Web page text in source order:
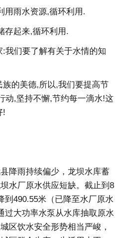
用雨水资源,循环利用.
存起来,循环利用.
我们要了解有关于水情的知
族的美德,所以,我们要提高节
动,坚持不懈,节约每一滴水!这
!
降雨持续偏少，龙坝水库蓄
水厂原水供应短缺。截止到8
到490.55米（已降至水厂原水
过大功率水泵从水库抽取原水
区饮水安全形势相当严峻，